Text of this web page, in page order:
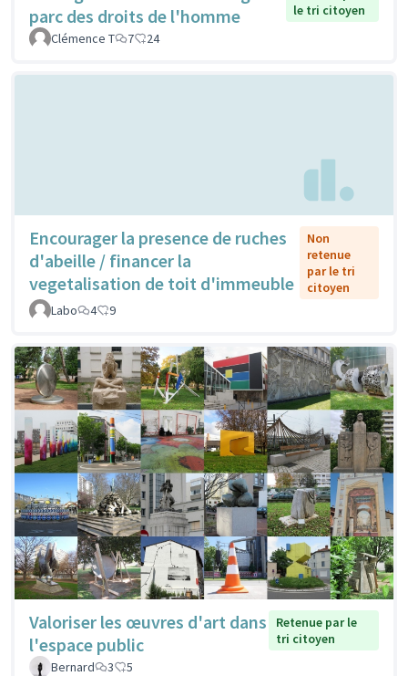
parc des droits de l'homme
le tri citoyen
Clémence T
7 24
Encourager la presence de ruches
d'abeille / financer la
vegetalisation de toit d'immeuble
Non
retenue
par le tri
citoyen
Labo
4 9
Valoriser les œuvres d'art dans
l'espace public
Retenue par le
tri citoyen
Bernard
3 5